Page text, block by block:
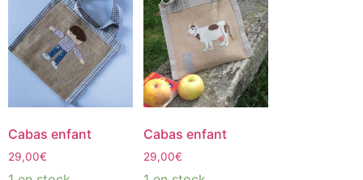
Cabas enfant
29,00€
Cabas enfant
29,00€